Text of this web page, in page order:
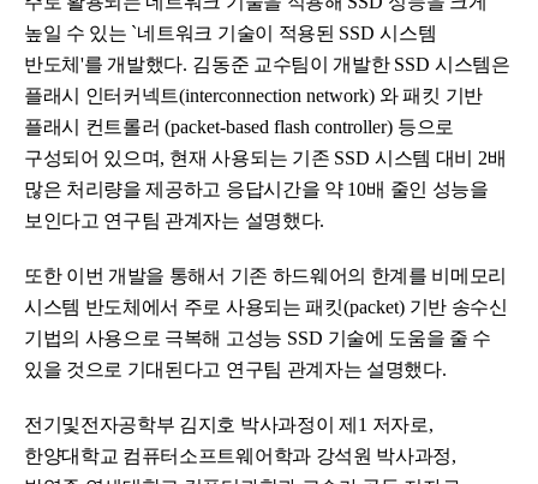
높일 수 있는 `네트워크 기술이 적용된 SSD시스템
반도체'를 개발했다. 김동준 교수팀이 개발한 SSD 시스템은
플래시 인터커넥트(interconnection network)와 패킷 기반
플래시 컨트롤러(packet-based flash controller) 등으로
구성되어 있으며, 현재 사용되는 기존 SSD 시스템 대비 2배
많은 처리량을 제공하고 응답시간을 약 10배 줄인 성능을
보인다고 연구팀 관계자는 설명했다.
또한 이번 개발을 통해서 기존 하드웨어의 한계를 비메모리
시스템 반도체에서 주로 사용되는 패킷(packet) 기반 송수신
기법의 사용으로 극복해 고성능 SSD 기술에 도움을 줄 수
있을 것으로 기대된다고 연구팀 관계자는 설명했다.
전기및전자공학부 김지호 박사과정이 제 1 저자로,
한양대학교 컴퓨터소프트웨어학과 강석원 박사과정,